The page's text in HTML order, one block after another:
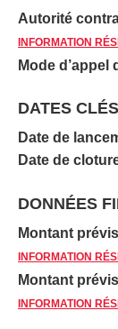
Autorité
INFORMATION
Mode d’appel
DATES CLÉS
Date de
Date de
DONNÉES
Montant
INFORMATION
Montant
INFORMATION